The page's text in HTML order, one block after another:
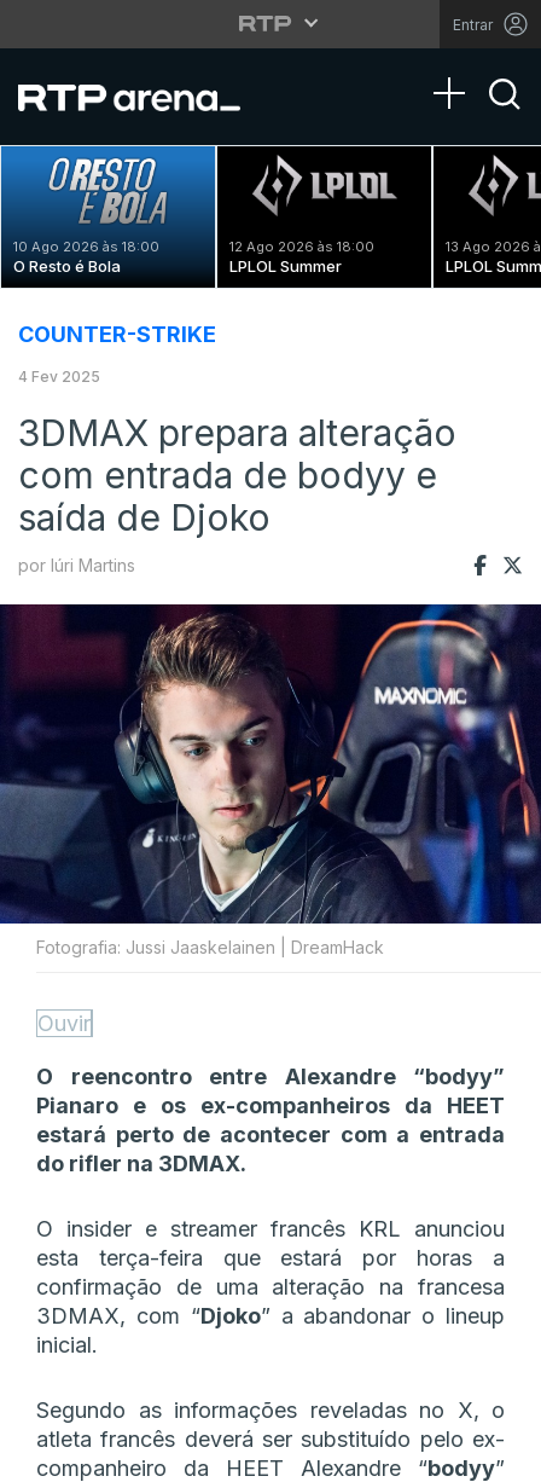
Entrar
Toggle
10 Ago 2026 às 18:00
O Resto é Bola
12 Ago 2026 às 18:00
LPLOL Summer
13 Ago 2026
LPLOL
COUNTER-STRIKE
4 Fev 2025
3DMAX prepara alteração
com entrada de bodyy e
saída de Djoko
por Iúri Martins
Fotografia: Jussi Jaaskelainen | DreamHack
Ouvir
O reencontro entre Alexandre “bodyy”
Pianaro e os ex-companheiros da HEET
estará perto de acontecer com a entrada
do rifler na 3DMAX.
O insider e streamer francês KRL anunciou
esta terça-feira que estará por horas a
confirmação de uma alteração na francesa
3DMAX, com “Djoko” a abandonar o lineup
inicial.
Segundo as informações reveladas no X, o
atleta francês deverá ser substituído pelo ex-
companheiro da HEET Alexandre “bodyy”